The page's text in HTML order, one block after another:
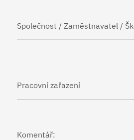
Společnost / Zaměstnavatel /
Pracovní zařazení
Komentář: